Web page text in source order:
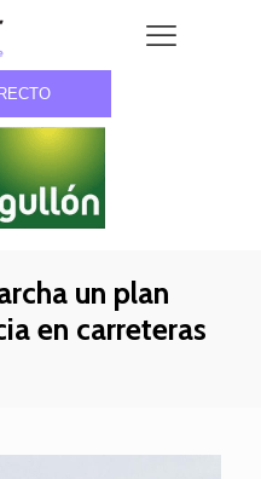
un plan
en carreteras